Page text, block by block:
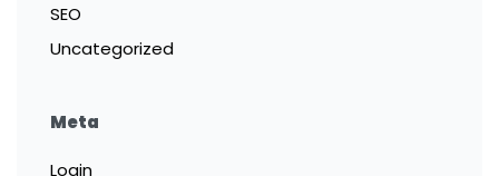
SEO
Uncategorized
Meta
Login